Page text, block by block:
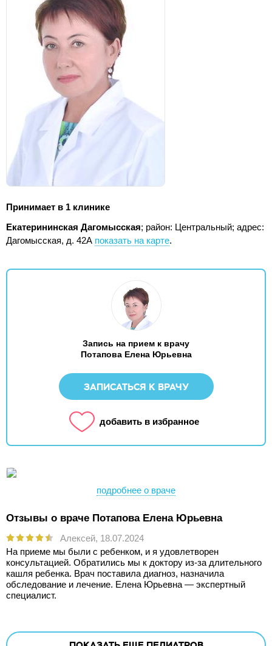
Принимает в 1 клинике
Екатерининская Дагомысская; район: Центральный; адрес:
Дагомысская, д. 42А показать на карте.
Запись на прием к врачу
Потапова Елена Юрьевна
ЗАПИСАТЬСЯ К ВРАЧУ
добавить в избранное
подробнее о враче
Отзывы о враче Потапова Елена Юрьевна
Алексей, 18.07.2024
На приеме мы были с ребенком, и я удовлетворен
консультацией. Обратились мы к доктору из-за длительного
кашля ребенка. Врач поставила диагноз, назначила
обследование и лечение. Елена Юрьевна — экспертный
специалист.